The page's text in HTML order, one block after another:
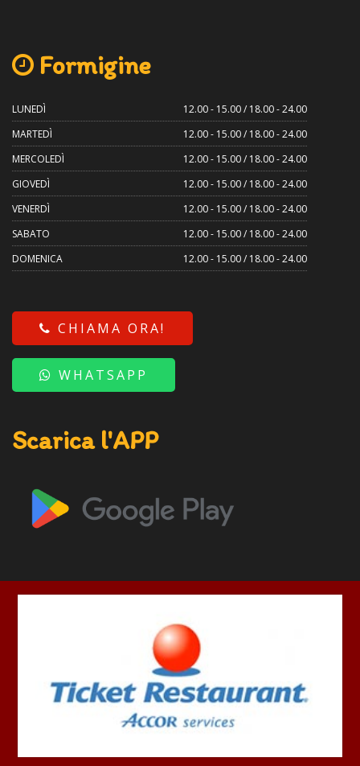
Formigine
LUNEDÌ
12.00 - 15.00 / 18.00 - 24.00
MARTEDÌ
12.00 - 15.00 / 18.00 - 24.00
MERCOLEDÌ
12.00 - 15.00 / 18.00 - 24.00
GIOVEDÌ
12.00 - 15.00 / 18.00 - 24.00
VENERDÌ
12.00 - 15.00 / 18.00 - 24.00
SABATO
12.00 - 15.00 / 18.00 - 24.00
DOMENICA
12.00 - 15.00 / 18.00 - 24.00
CHIAMA ORA!
WHATSAPP
Scarica l'APP